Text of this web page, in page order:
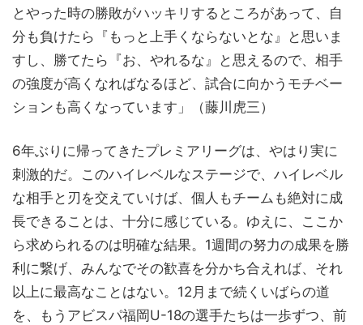
とやった時の勝敗がハッキリするところがあって、自
分も負けたら『もっと上手くならないとな』と思いま
すし、勝てたら『お、やれるな』と思えるので、相手
の強度が高くなればなるほど、試合に向かうモチベー
ションも高くなっています」（藤川虎三）
6年ぶりに帰ってきたプレミアリーグは、やはり実に
刺激的だ。このハイレベルなステージで、ハイレベル
な相手と刃を交えていけば、個人もチームも絶対に成
長できることは、十分に感じている。ゆえに、ここか
ら求められるのは明確な結果。1週間の努力の成果を勝
利に繋げ、みんなでその歓喜を分かち合えれば、それ
以上に最高なことはない。12月まで続くいばらの道
を、もうアビスパ福岡U-18の選手たちは一歩ずつ、前